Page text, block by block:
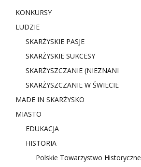
KONKURSY
LUDZIE
SKARŻYSKIE PASJE
SKARŻYSKIE SUKCESY
SKARŻYSZCZANIE (NIEZNANI
SKARŻYSZCZANIE W ŚWIECIE
MADE IN SKARŻYSKO
MIASTO
EDUKACJA
HISTORIA
Polskie Towarzystwo Historyczne